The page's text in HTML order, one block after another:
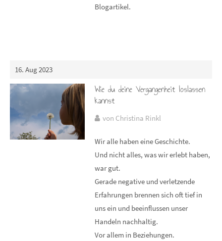
Blogartikel.
16. Aug 2023
Wie du deine Vergangenheit loslassen
kannst
von Christina Rinkl
Wir alle haben eine Geschichte.
Und nicht alles, was wir erlebt haben,
war gut.
Gerade negative und verletzende
Erfahrungen brennen sich oft tief in
uns ein und beeinflussen unser
Handeln nachhaltig.
Vor allem in Beziehungen.